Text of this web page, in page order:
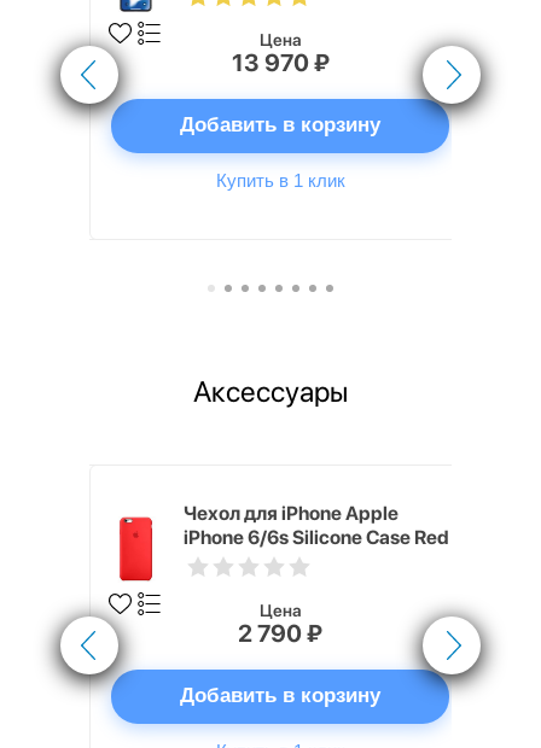
Цена
13 970 ₽
Добавить в корзину
Купить в 1 клик
Аксессуары
Чехол для iPhone Apple
iPhone 6/6s Silicone Case Red
Цена
2 790 ₽
Добавить в корзину